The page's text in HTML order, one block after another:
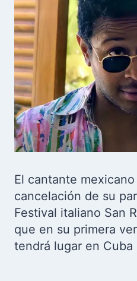
El cantante
cancelación de su
Festival italiano San
que en su primera
tendrá lugar en